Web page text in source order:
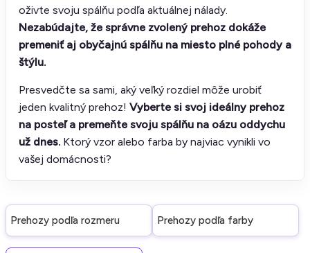
oživte svoju spálňu podľa aktuálnej nálady.
Nezabúdajte, že správne zvolený prehoz dokáže
premeniť aj obyčajnú spálňu na miesto plné pohody a
štýlu.
Presvedčte sa sami, aký veľký rozdiel môže urobiť
jeden kvalitný prehoz! Vyberte si svoj ideálny prehoz
na posteľ a premeňte svoju spálňu na oázu oddychu
už dnes. Ktorý vzor alebo farba by najviac vynikli vo
vašej domácnosti?
Prehozy podľa rozmeru Prehozy podľa farby